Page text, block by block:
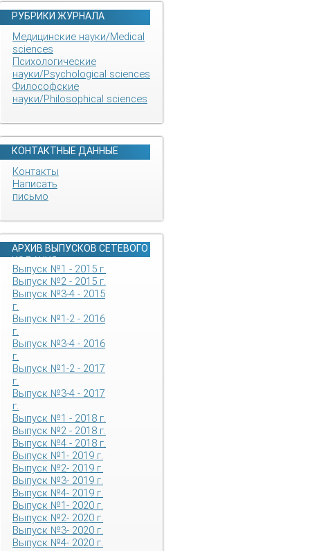
РУБРИКИ ЖУРНАЛА
Медицинские науки/Medical
sciences
Психологические
науки/Psychological sciences
Философские
науки/Philosophical sciences
КОНТАКТНЫЕ ДАННЫЕ
Контакты
Написать
письмо
АРХИВ ВЫПУСКОВ СЕТЕВОГО
ИЗДАНИЯ
Выпуск №1 - 2015 г.
Выпуск №2 - 2015 г.
Выпуск №3-4 - 2015
г.
Выпуск №1-2 - 2016
г.
Выпуск №3-4 - 2016
г.
Выпуск №1-2 - 2017
г.
Выпуск №3-4 - 2017
г.
Выпуск №1 - 2018 г.
Выпуск №2 - 2018 г.
Выпуск №4 - 2018 г.
Выпуск №1- 2019 г.
Выпуск №2- 2019 г.
Выпуск №3- 2019 г.
Выпуск №4- 2019 г.
Выпуск №1- 2020 г.
Выпуск №2- 2020 г.
Выпуск №3- 2020 г.
Выпуск №4- 2020 г.